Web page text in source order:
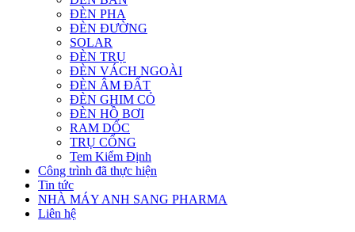
ĐÈN PHA
ĐÈN ĐƯỜNG
SOLAR
ĐÈN TRỤ
ĐÈN VÁCH NGOÀI
ĐÈN ÂM ĐẤT
ĐÈN GHIM CỎ
ĐÈN HỒ BƠI
RAM DỐC
TRỤ CỔNG
Tem Kiểm Định
Công trình đã thực hiện
Tin tức
NHÀ MÁY ANH SANG PHARMA
Liên hệ